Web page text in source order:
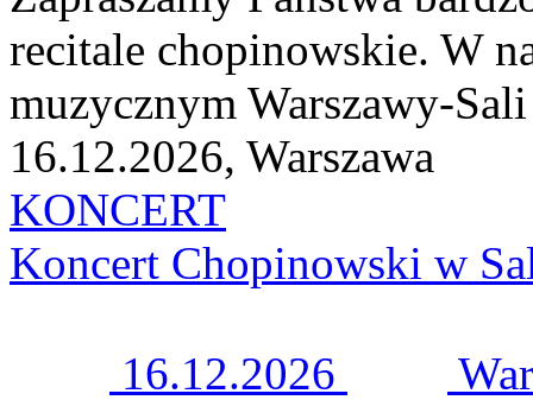
recitale chopinowskie. W
muzycznym Warszawy-
16.12.2026, Warszawa
KONCERT
Koncert Chopinowski w
16.12.2026